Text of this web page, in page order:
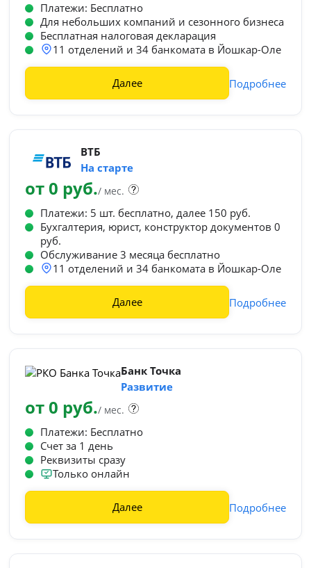
Платежи: Бесплатно
Для небольших компаний и сезонного бизнеса
Бесплатная налоговая декларация
11 отделений и 34 банкомата в Йошкар-Оле
Далее Подробнее
ВТБ
На старте
от 0 руб./ мес.
Платежи: 5 шт. бесплатно, далее 150 руб.
Бухгалтерия, юрист, конструктор документов 0
руб.
Обслуживание 3 месяца бесплатно
11 отделений и 34 банкомата в Йошкар-Оле
Далее Подробнее
Банк Точка
Развитие
от 0 руб./ мес.
Платежи: Бесплатно
Счет за 1 день
Реквизиты сразу
Только онлайн
Далее Подробнее